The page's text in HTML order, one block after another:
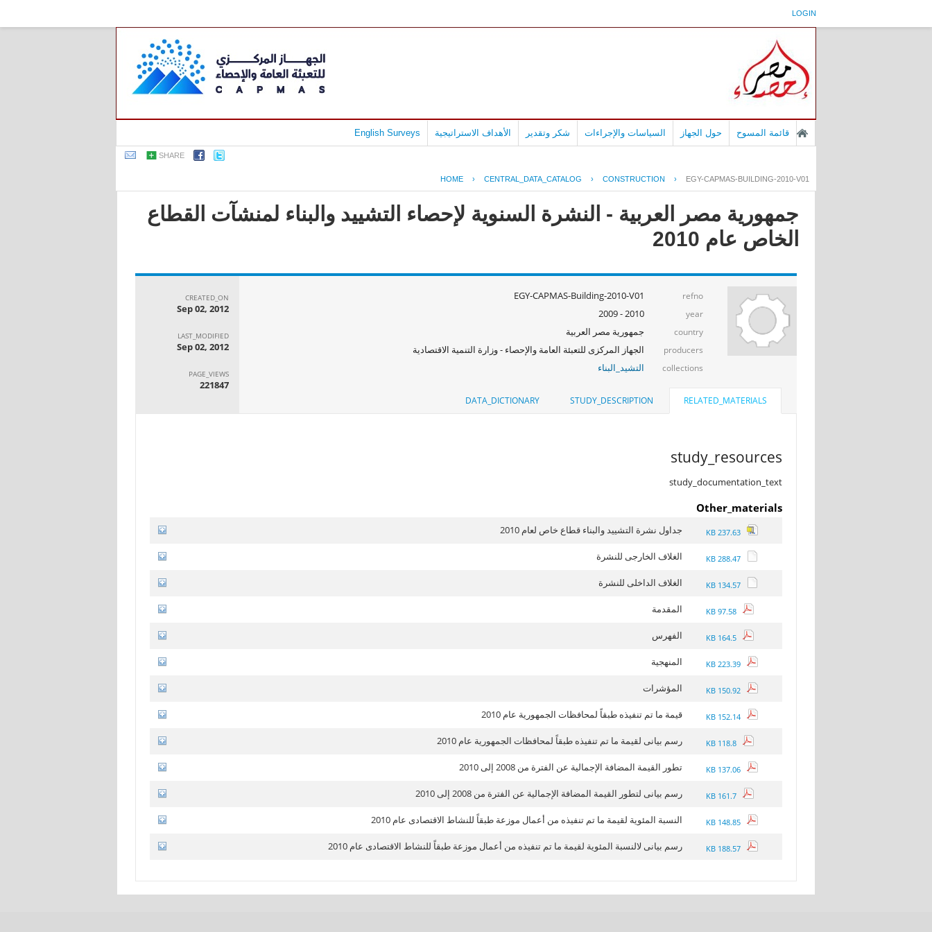
LOGIN
قائمة المسوح حول الجهاز السياسات والإجراءات شكر وتقدير الأهداف الاستراتيجية English Surveys
SHARE
HOME › CENTRAL_DATA_CATALOG › CONSTRUCTION › EGY-CAPMAS-BUILDING-2010-V01
جمهورية مصر العربية - النشرة السنوية لإحصاء التشييد والبناء لمنشآت القطاع
الخاص عام 2010
refno
EGY-CAPMAS-Building-2010-V01
year
2010 - 2009
country جمهورية مصر العربية
producers الجهاز المركزى للتعبئة العامة والإحصاء - وزارة التنمية الاقتصادية
collections التشيد_البناء
CREATED_ON
Sep 02, 2012
LAST_MODIFIED
Sep 02, 2012
PAGE_VIEWS
221847
RELATED_MATERIALS
STUDY_DESCRIPTION
DATA_DICTIONARY
study_resources
study_documentation_text
Other_materials
جداول نشرة التشييد والبناء قطاع خاص لعام 2010 237.63 KB
الغلاف الخارجى للنشرة
الغلاف الداخلى للنشرة
المقدمة 97.58 KB
الفهرس 164.5 KB
المنهجية 223.39 KB
المؤشرات 150.92 KB
قيمة ما تم تنفيذه طبقاً لمحافظات الجمهورية عام 2010 152.14 KB
رسم بيانى لقيمة ما تم تنفيذه طبقاً لمحافظات الجمهورية عام 2010 118.8 KB
تطور القيمة المضافة الإجمالية عن الفترة من 2008 إلى 2010 137.06 KB
رسم بيانى لتطور القيمة المضافة الإجمالية عن الفترة من 2008 إلى 2010 161.7 KB
النسبة المئوية لقيمة ما تم تنفيذه من أعمال موزعة طبقاً للنشاط الاقتصادى عام 2010 148.85 KB
رسم بيانى لالنسبة المئوية لقيمة ما تم تنفيذه من أعمال موزعة طبقاً للنشاط الاقتصادى عام 2010 188.57 KB